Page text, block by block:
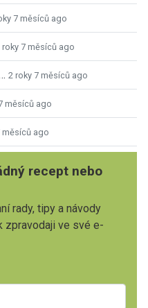
7 měsíců ago
roky 7 měsíců ago
2 roky 7 měsíců ago
měsíců ago
měsíců ago
recept nebo
rady, tipy a návody
zpravodaji ve své e-